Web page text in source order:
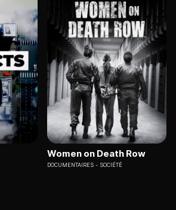
Women on Death Row
DOCUMENTAIRES SOCIÉTÉ